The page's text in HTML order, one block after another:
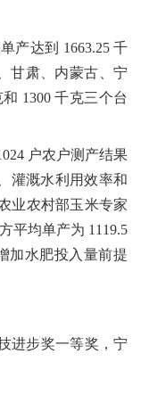
产达到 1663.25千
甘肃、内蒙古、宁
和 1300千克三个台
户农户测产结果
灌溉水利用效率和
业农村部玉米专家
平均单产为 1119.5
加水肥投入量前提
进步奖一等奖，宁